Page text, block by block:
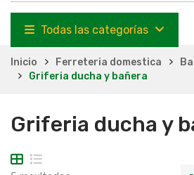
Todas las categorías
Inicio Ferreteria domestica
Griferia ducha y bañera
Griferia ducha y